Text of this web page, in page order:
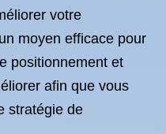
votre
moyen efficace pour
positionnement et
afin que vous
stratégie de